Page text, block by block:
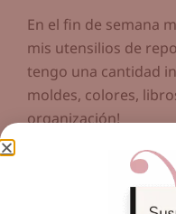
En el fin de semana
mis utensilios de
tengo una cantidad
moldes, colores,
organización!